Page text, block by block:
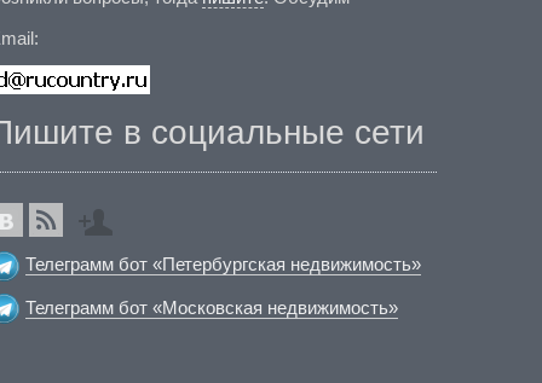
в социальные сети
Телеграмм бот «Петербургская недвижимость»
Телеграмм бот «Московская недвижимость»